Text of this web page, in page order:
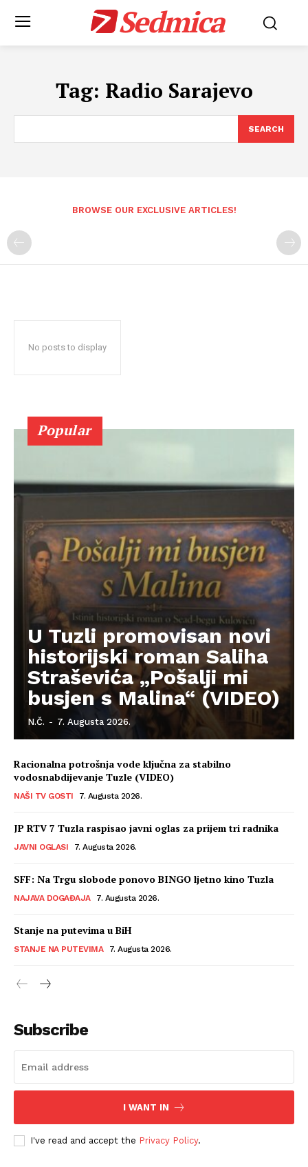
Sedmica
Tag: Radio Sarajevo
SEARCH
BROWSE OUR EXCLUSIVE ARTICLES!
No posts to display
Popular
U Tuzli promovisan novi
historijski roman Saliha
Straševića „Pošalji mi
busjen s Malina“ (VIDEO)
N.Č. - 7. Augusta 2026.
Racionalna potrošnja vode ključna za stabilno
vodosnabdijevanje Tuzle (VIDEO)
NAŠI TV GOSTI 7. Augusta 2026.
JP RTV 7 Tuzla raspisao javni oglas za prijem tri radnika
JAVNI OGLASI 7. Augusta 2026.
SFF: Na Trgu slobode ponovo BINGO ljetno kino Tuzla
NAJAVA DOGAĐAJA 7. Augusta 2026.
Stanje na putevima u BiH
STANJE NA PUTEVIMA 7. Augusta 2026.
Subscribe
I WANT IN
I've read and accept the Privacy Policy.